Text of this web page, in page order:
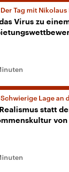
Der Tag mit Nikolaus
Virus zu
Schwierige Lage an
statt
von